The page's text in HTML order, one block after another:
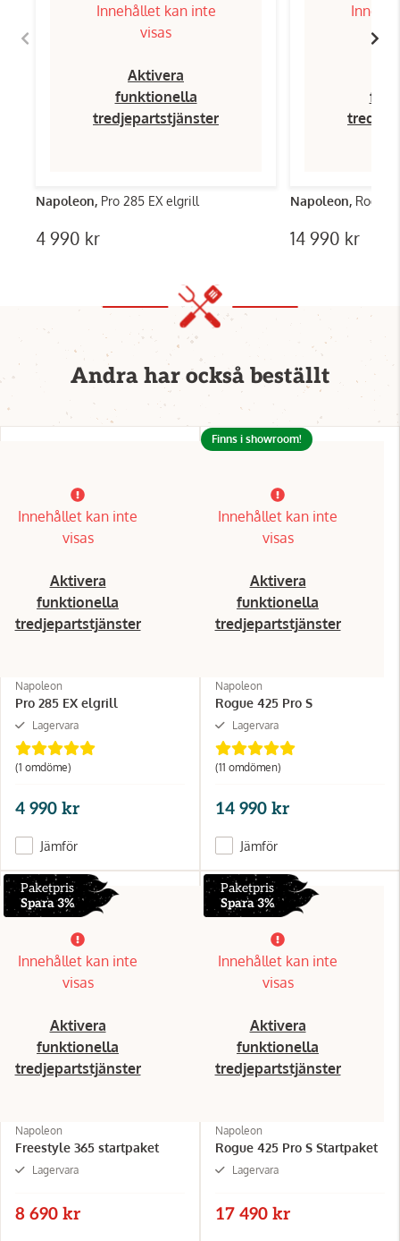
Innehållet kan inte
visas
Aktivera
funktionella
tredjepartstjänster
Napoleon, Pro 285 EX elgrill
4 990 kr
Napoleon, Rogue
14 990 kr
Andra har också beställt
Innehållet kan inte
visas
Aktivera
funktionella
tredjepartstjänster
Napoleon
Pro 285 EX elgrill
Lagervara
(1 omdöme)
4 990 kr
Jämför
Innehållet kan inte
visas
Aktivera
funktionella
tredjepartstjänster
Napoleon
Rogue 425 Pro S
Lagervara
(11 omdömen)
Finns i showroom!
14 990 kr
Jämför
Paketpris
Spara 3%
Innehållet kan inte
visas
Aktivera
funktionella
tredjepartstjänster
Napoleon
Freestyle 365 startpaket
Lagervara
8 690 kr
Paketpris
Spara 3%
Innehållet kan inte
visas
Aktivera
funktionella
tredjepartstjänster
Napoleon
Rogue 425 Pro S Startpaket
Lagervara
17 490 kr